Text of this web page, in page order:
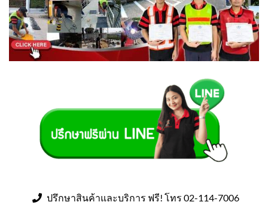
ปรึกษาสินค้าและบริการ ฟรี! โทร 02-114-7006